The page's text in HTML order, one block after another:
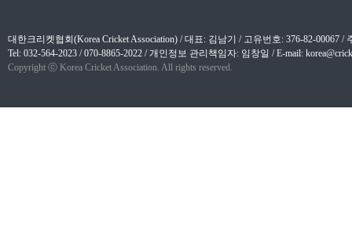
대한크리켓협회(Korea Cricket Association) / 대표: 김남기 / 고유번호: 376-82-00067
Tel: 032-564-2023 / 070-8865-2022 / 개인정보 관리책임자: 임창일 / E-mail:
Copyright ⓒ Korea Cricket Association. All rights reserved.